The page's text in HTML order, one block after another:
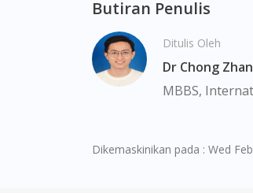
Butiran Penulis
Ditulis Oleh
Dr Chong
MBBS,
Dikemaskinikan pada : Wed